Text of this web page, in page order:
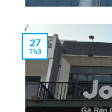
27
Th3